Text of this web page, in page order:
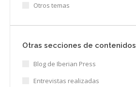
Otros temas
Otras secciones de contenidos
Blog de Iberian Press
Entrevistas realizadas